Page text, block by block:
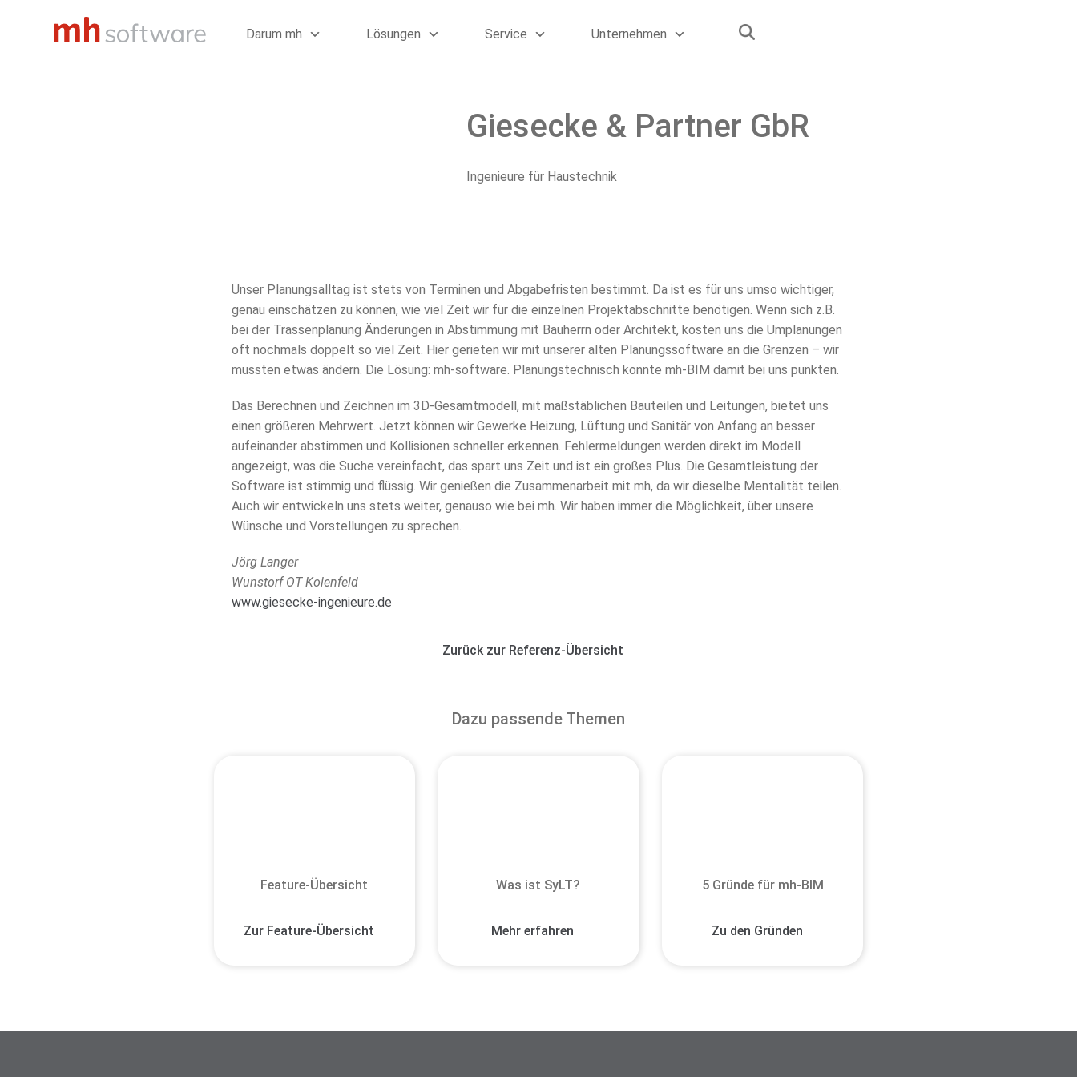
Darum mh Lösungen Service Unternehmen
Giesecke & Partner GbR
Ingenieure für Haustechnik
Unser Planungsalltag ist stets von Terminen und Abgabefristen bestimmt. Da ist es für uns umso wichtiger,
genau einschätzen zu können, wie viel Zeit wir für die einzelnen Projektabschnitte benötigen. Wenn sich z.B.
bei der Trassenplanung Änderungen in Abstimmung mit Bauherrn oder Architekt, kosten uns die Umplanungen
oft nochmals doppelt so viel Zeit. Hier gerieten wir mit unserer alten Planungssoftware an die Grenzen – wir
mussten etwas ändern. Die Lösung: mh-software. Planungstechnisch konnte mh-BIM damit bei uns punkten.
Das Berechnen und Zeichnen im 3D-Gesamtmodell, mit maßstäblichen Bauteilen und Leitungen, bietet uns
einen größeren Mehrwert. Jetzt können wir Gewerke Heizung, Lüftung und Sanitär von Anfang an besser
aufeinander abstimmen und Kollisionen schneller erkennen. Fehlermeldungen werden direkt im Modell
angezeigt, was die Suche vereinfacht, das spart uns Zeit und ist ein großes Plus. Die Gesamtleistung der
Software ist stimmig und flüssig. Wir genießen die Zusammenarbeit mit mh, da wir dieselbe Mentalität teilen.
Auch wir entwickeln uns stets weiter, genauso wie bei mh. Wir haben immer die Möglichkeit, über unsere
Wünsche und Vorstellungen zu sprechen.
Jörg Langer
Wunstorf OT Kolenfeld
www.giesecke-ingenieure.de
Zurück zur Referenz-Übersicht
Dazu passende Themen
Feature-Übersicht
Zur Feature-Übersicht
Was ist SyLT?
Mehr erfahren
5 Gründe für mh-BIM
Zu den Gründen